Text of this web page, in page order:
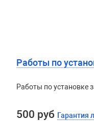
Работы по
Работы по установке
500 руб Гарантия